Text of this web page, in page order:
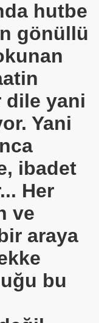
hutbe
gönüllü
dile yani
Yani
ibadet
Her
ve
araya
bu
CAMİ
TORUNU